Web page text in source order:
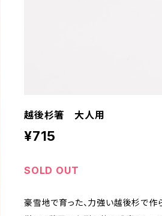
越後杉箸 大人用
¥715
SOLD OUT
豪雪地で育った、力強い越後杉で作